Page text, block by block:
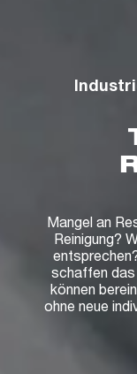
Mangel an
Reinigung?
schaffen das
können
ohne neue